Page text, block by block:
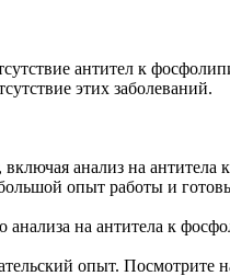
антител к
этих заболеваний.
анализ на
опыт работы и
на антитела к
опыт. Посмотрите